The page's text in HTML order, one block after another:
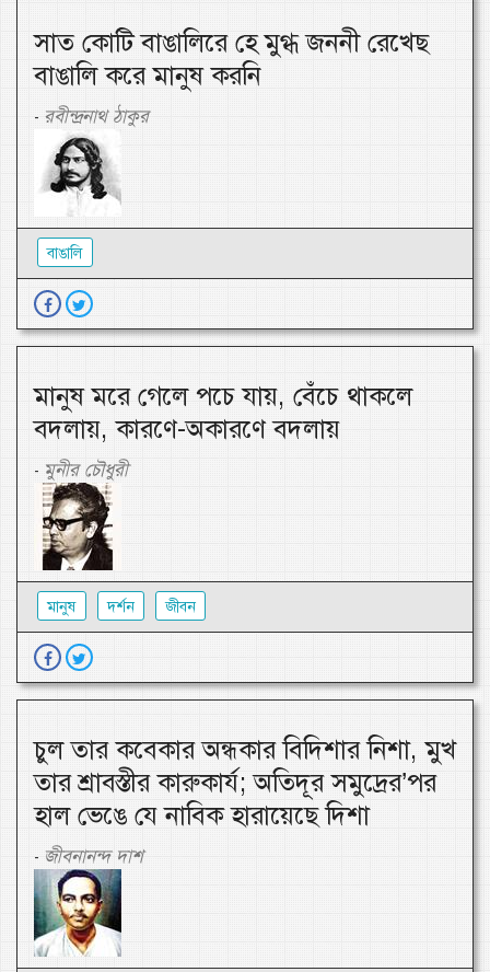
সাত কোটি বাঙালিরে হে মুগ্ধ জননী রেখেছ
বাঙালি করে মানুষ করনি
- রবীন্দ্রনাথ ঠাকুর
বাঙালি
মানুষ মরে গেলে পচে যায়, বেঁচে থাকলে
বদলায়, কারণে-অকারণে বদলায়
- মুনীর চৌধুরী
মানুষ দর্শন জীবন
চুল তার কবেকার অন্ধকার বিদিশার নিশা, মুখ
তার শ্রাবস্তীর কারুকার্য; অতিদূর সমুদ্রের’পর
হাল ভেঙে যে নাবিক হারায়েছে দিশা
- জীবনানন্দ দাশ